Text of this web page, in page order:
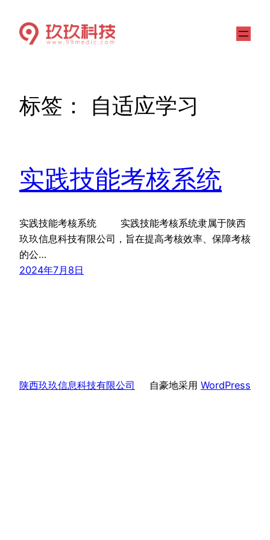
标签： 自适应学习
实践技能考核系统
实践技能考核系统 实践技能考核系统隶属于陕西
玖玖信息科技有限公司，旨在提高考核效率、保障考核
的公…
2024年7月8日
陕西玖玖信息科技有限公司 自豪地采用 WordPress